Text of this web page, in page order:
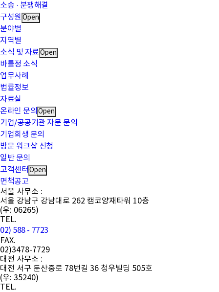
소송 · 분쟁해결
구성원 Open
분야별
지역별
소식 및 자료Open
바를정 소식
업무사례
법률정보
자료실
온라인 문의 Open
기업/공공기관 자문 문의
기업회생 문의
방문 워크샵 신청
일반 문의
고객센터 Open
면책공고
서울 사무소 :
서울 강남구 강남대로 262 캠코양재타워 10층
(우: 06265)
TEL.
02) 588 - 7723
FAX.
02)3478-7729
대전 사무소 :
대전 서구 둔산중로 78번길 36 청우빌딩 505호
(우: 35240)
TEL.